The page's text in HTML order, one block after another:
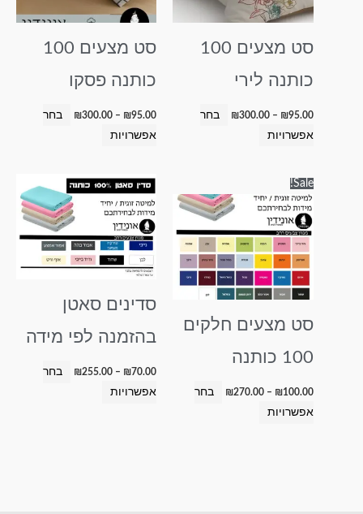
סט מצעים 100
כותנה לירי
₪95.00
–
₪300.00
בחר
אפשרויות
ניתן
את
בעמוד
המוצר
סט מצעים 100
כותנה פסקו
₪95.00
–
₪300.00
בחר
אפשרויות
ניתן
את
בעמוד
המוצר
Sale!
סט מצעים חלקים
100 כותנה
₪100.00
–
₪270.00
מחירים:
⁦₪100.00⁩
עד
⁦₪270.00⁩
בחר
אפשרויות
זה
מספר
סוגים.
ניתן
את
בעמוד
המוצר
סדינים סאטן
בהזמנה לפי מידה
₪70.00
–
₪255.00
טווח
מחירים:
⁦₪70.00⁩
עד
בחר
אפשרויות
למוצר
זה
מספר
סוגים.
לבחור
האפשרויות
בעמוד